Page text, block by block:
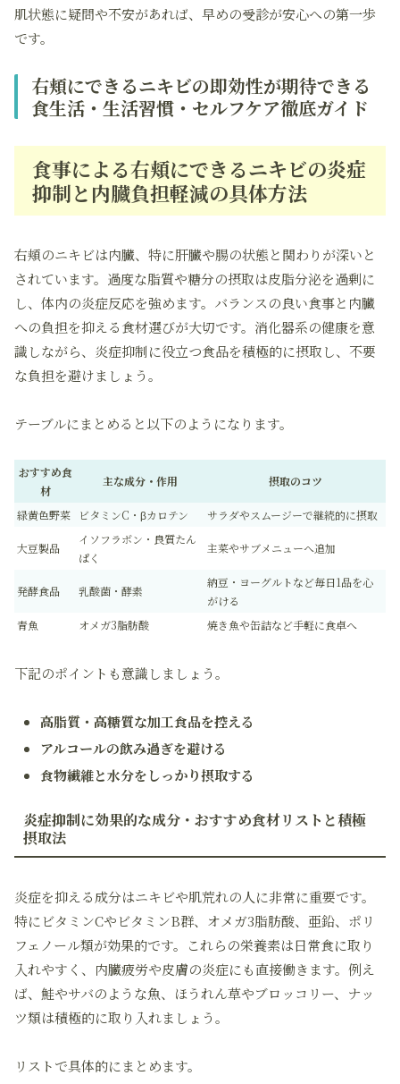
肌状態に疑問や不安があれば、早めの受診が安心への第一歩
です。
右頬にできるニキビの即効性が期待できる
食生活・生活習慣・セルフケア徹底ガイド
食事による右頬にできるニキビの炎症
抑制と内臓負担軽減の具体方法
右頬のニキビは内臓、特に肝臓や腸の状態と関わりが深いと
されています。過度な脂質や糖分の摂取は皮脂分泌を過剰に
し、体内の炎症反応を強めます。バランスの良い食事と内臓
への負担を抑える食材選びが大切です。消化器系の健康を意
識しながら、炎症抑制に役立つ食品を積極的に摂取し、不要
な負担を避けましょう。
テーブルにまとめると以下のようになります。
おすすめ食
材
主な成分・作用 摂取のコツ
緑黄色野菜 ビタミンC・βカロテン サラダやスムージーで継続的に摂取
大豆製品
イソフラボン・良質たん
ぱく
主菜やサブメニューへ追加
発酵食品 乳酸菌・酵素
納豆・ヨーグルトなど毎日1品を心
がける
青魚
オメガ3脂肪酸 焼き魚や缶詰など手軽に食卓へ
下記のポイントも意識しましょう。
高脂質・高糖質な加工食品を控える
アルコールの飲み過ぎを避ける
食物繊維と水分をしっかり摂取する
炎症抑制に効果的な成分・おすすめ食材リストと積極
摂取法
炎症を抑える成分はニキビや肌荒れの人に非常に重要です。
特にビタミンCやビタミンB群、オメガ3脂肪酸、亜鉛、ポリ
フェノール類が効果的です。これらの栄養素は日常食に取り
入れやすく、内臓疲労や皮膚の炎症にも直接働きます。例え
ば、鮭やサバのような魚、ほうれん草やブロッコリー、ナッ
ツ類は積極的に取り入れましょう。
リストで具体的にまとめます。